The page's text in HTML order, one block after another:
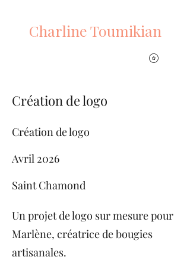
Charline Toumikian
Création de logo
Création de logo
Avril 2026
Saint Chamond
Un projet de logo sur mesure pour
Marlène, créatrice de bougies
artisanales.